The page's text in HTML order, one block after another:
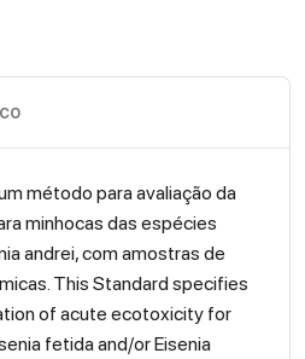
método para avaliação da
minhocas das espécies
andrei, com amostras de
This Standard specifies
of acute ecotoxicity for
fetida and/or Eisenia